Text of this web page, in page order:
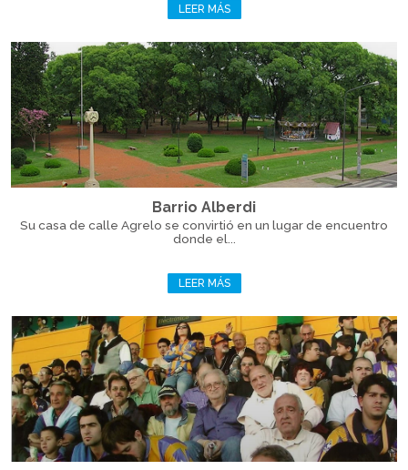
LEER MÁS
Barrio Alberdi
Su casa de calle Agrelo se convirtió en un lugar de encuentro
donde el...
LEER MÁS